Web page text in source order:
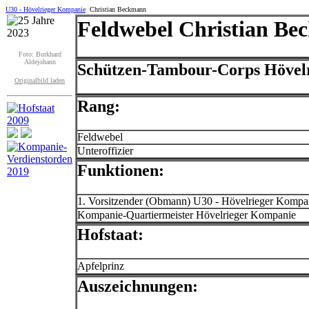
U30 - Hövelrieger Kompanie Christian Beckmann
Foto: Burkhard
Aldejohann
Originalbild laden
Feldwebel Christian
Schützen-Tambour-Corps
Rang:
Feldwebel
Unteroffizier
Funktionen:
1. Vorsitzender (Obmann) U30 - Hövelrieger
Kompanie-Quartiermeister Hövelrieger Kompanie
Hofstaat:
Apfelprinz
Auszeichnungen: